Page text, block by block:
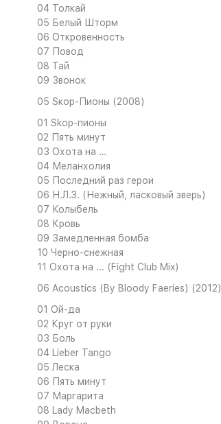
04 Толкай
05 Белый Шторм
06 Откровенность
07 Повод
08 Тай
09 Звонок
05 Sкор-Пионы (2008)
01 Skop-пионы
02 Пять минут
03 Охота на …
04 Меланхолия
05 Последний раз герои
06 Н.Л.З. (Нежный, ласковый зверь)
07 Колыбель
08 Кровь
09 Замедленная бомба
10 Черно-снежная
11 Охота на ... (Fight Club Mix)
06 Acoustics (By Bloody Faeries) (2012)
01 Ой-да
02 Круг от руки
03 Боль
04 Lieber Tango
05 Леска
06 Пять минут
07 Маргарита
08 Lady Macbeth